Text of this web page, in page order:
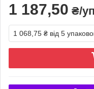
1 187,50 ₴/
1 068,75 ₴ від 5